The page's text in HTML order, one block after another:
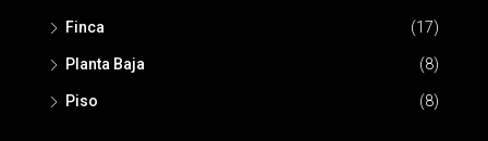
Finca (17)
Planta Baja (8)
Piso (8)